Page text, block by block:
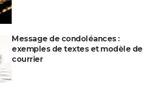
Message de condoléances :
exemples de textes et modèle de
courrier